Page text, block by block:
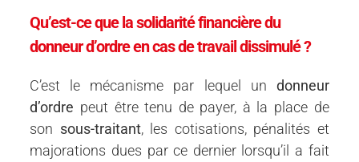
Qu’est-ce que la solidarité financière du
donneur d’ordre en cas de travail dissimulé ?
C’est le mécanisme par lequel un donneur
d’ordre peut être tenu de payer, à la place de
son sous-traitant, les cotisations, pénalités et
majorations dues par ce dernier lorsqu’il a fait